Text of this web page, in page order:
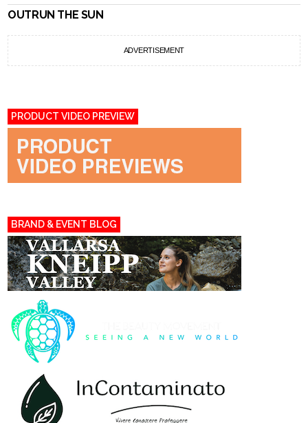
OUTRUN THE SUN
ADVERTISEMENT
PRODUCT VIDEO PREVIEW
BRAND & EVENT BLOG